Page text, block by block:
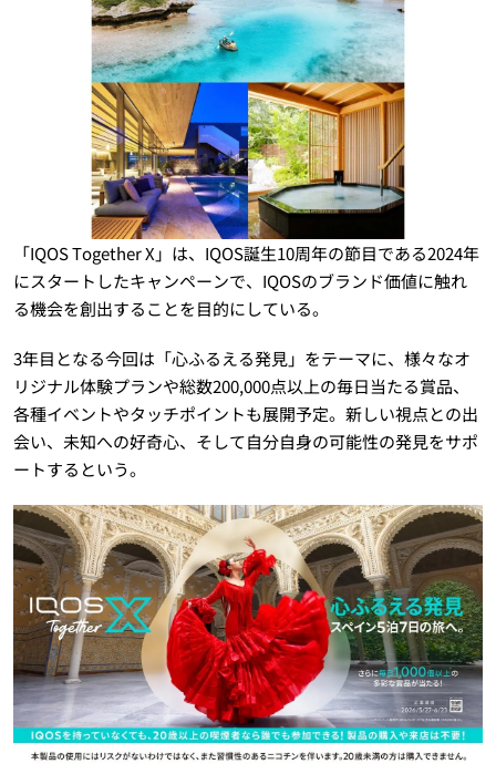
「IQOS Together X」は、IQOS誕生10周年の節目である2024年
にスタートしたキャンペーンで、IQOSのブランド価値に触れ
る機会を創出することを目的にしている。
3年目となる今回は「心ふるえる発見」をテーマに、様々なオ
リジナル体験プランや総数200,000点以上の毎日当たる賞品、
各種イベントやタッチポイントも展開予定。新しい視点との出
会い、未知への好奇心、そして自分自身の可能性の発見をサポ
ートするという。